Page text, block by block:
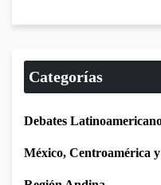
Categorías
Debates
México, Centroamérica